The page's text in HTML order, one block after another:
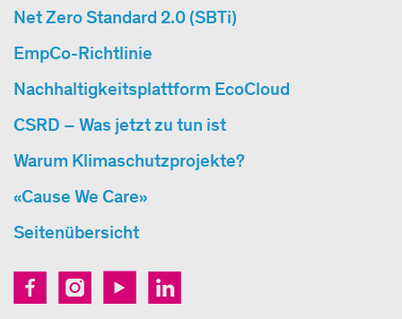
Net Zero Standard 2.0 (SBTi)
EmpCo-Richtlinie
Nachhaltigkeitsplattform EcoCloud
CSRD – Was jetzt zu tun ist
Warum Klimaschutzprojekte?
«Cause We Care»
Seitenübersicht